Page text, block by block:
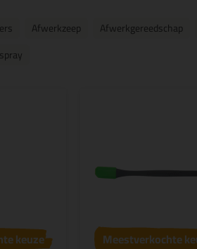
Afwerkzeep Afwerkgereedschap
keuze Meestverkochte